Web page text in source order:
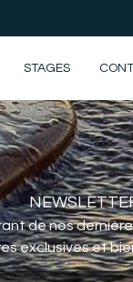
STAGES
de nos
exclusives et